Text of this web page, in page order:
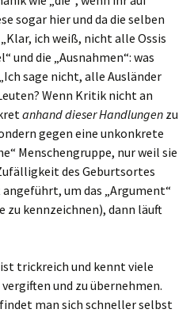
sogar hier und da die selben
ich weiß, nicht alle Ossis
und die „Ausnahmen“: was
sage nicht, alle Ausländer
Wenn Kritik nicht an
anhand dieser Handlungen zu
gegen eine unkonkrete
Menschengruppe, nur weil sie
des Geburtsortes
um das „Argument“
zu kennzeichnen), dann läuft
trickreich und kennt viele
und zu übernehmen.
man sich schneller selbst